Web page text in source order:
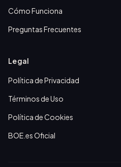
Cómo Funciona
Preguntas Frecuentes
Legal
Política de Privacidad
Términos de Uso
Política de Cookies
BOE.es Oficial